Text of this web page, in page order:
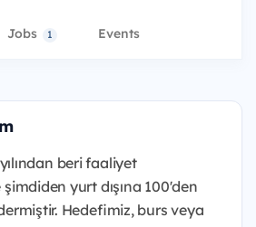
Jobs 1 Events
beri faaliyet
yurt dışına 100'den
Hedefimiz, burs veya